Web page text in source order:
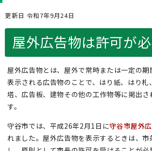
更新日 令和7年9月24日
屋外広告物は許可が必
屋外広告物とは、屋外で常時または一定の期
表示される広告物のことで、はり紙、はり札
塔、広告板、建物その他の工作物等に掲出さ
す。
守谷市では、平成26年2月1日に守谷市屋外
れました。屋外広告物を表示するときは、